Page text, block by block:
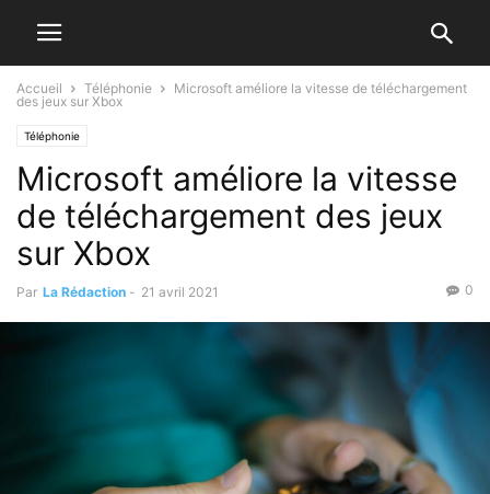
Accueil Téléphonie
Microsoft améliore la vitesse de téléchargement
des jeux sur Xbox
Téléphonie
Microsoft améliore la vitesse
de téléchargement des jeux
sur Xbox
Par La Rédaction - 21 avril 2021 0